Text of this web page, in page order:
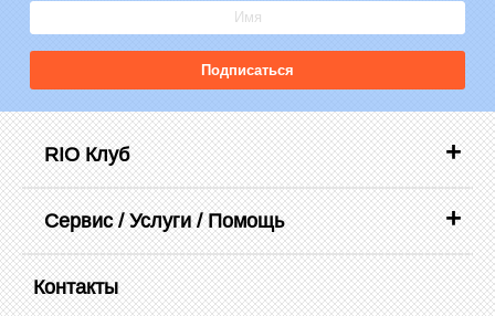
Подписаться
RIO Клуб
Сервис / Услуги / Помощь
Контакты